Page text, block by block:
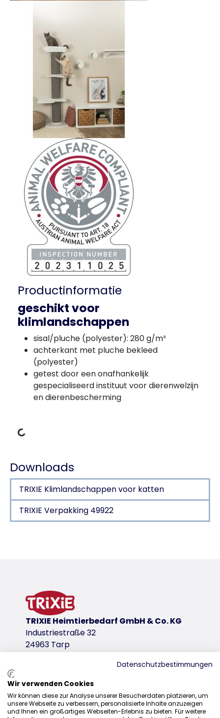
Productinformatie
geschikt voor
klimlandschappen
sisal/pluche (polyester): 280 g/m²
achterkant met pluche bekleed
(polyester)
getest door een onafhankelijk
gespecialiseerd instituut voor dierenwelzijn
en dierenbescherming
laden
Downloads
TRIXIE Klimlandschappen voor katten
TRIXIE Verpakking 49922
sisal/pluche (polyester): 280 g/m²
achterkant met pluche bekleed (polyester)
getest door een onafhankelijk gespecialiseerd
productvariant
productvariant: uniek productnummer
Afmetingen
ø 18 × 22 cm
Kleur
wit/grijs
TRIXIE Heimtierbedarf GmbH & Co. KG
Industriestraße 32
24963 Tarp
Distributie
+31 20 7980 995
Datenschutzbestimmungen
Wir verwenden Cookies
Wir können diese zur Analyse unserer Besucherdaten platzieren, um
unsere Webseite zu verbessern, personalisierte Inhalte anzuzeigen
und Ihnen ein großartiges Webseiten-Erlebnis zu bieten. Für weitere